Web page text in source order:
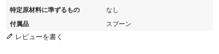
特定原材料に準ずるもの
なし
付属品
スプーン
レビューを書く